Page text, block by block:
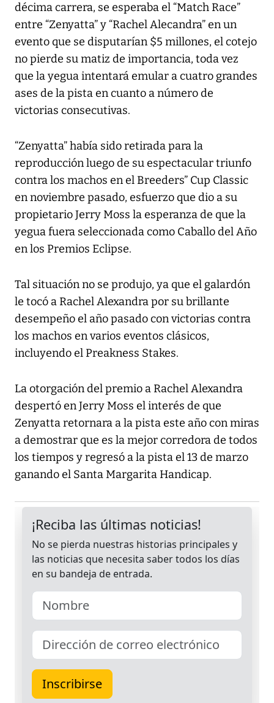
décima carrera, se esperaba el “Match Race”
entre “Zenyatta” y “Rachel Alecandra” en un
evento que se disputarían $5 millones, el cotejo
no pierde su matiz de importancia, toda vez
que la yegua intentará emular a cuatro grandes
ases de la pista en cuanto a número de
victorias consecutivas.
“Zenyatta” había sido retirada para la
reproducción luego de su espectacular triunfo
contra los machos en el Breeders” Cup Classic
en noviembre pasado, esfuerzo que dio a su
propietario Jerry Moss la esperanza de que la
yegua fuera seleccionada como Caballo del Año
en los Premios Eclipse.
Tal situación no se produjo, ya que el galardón
le tocó a Rachel Alexandra por su brillante
desempeño el año pasado con victorias contra
los machos en varios eventos clásicos,
incluyendo el Preakness Stakes.
La otorgación del premio a Rachel Alexandra
despertó en Jerry Moss el interés de que
Zenyatta retornara a la pista este año con miras
a demostrar que es la mejor corredora de todos
los tiempos y regresó a la pista el 13 de marzo
ganando el Santa Margarita Handicap.